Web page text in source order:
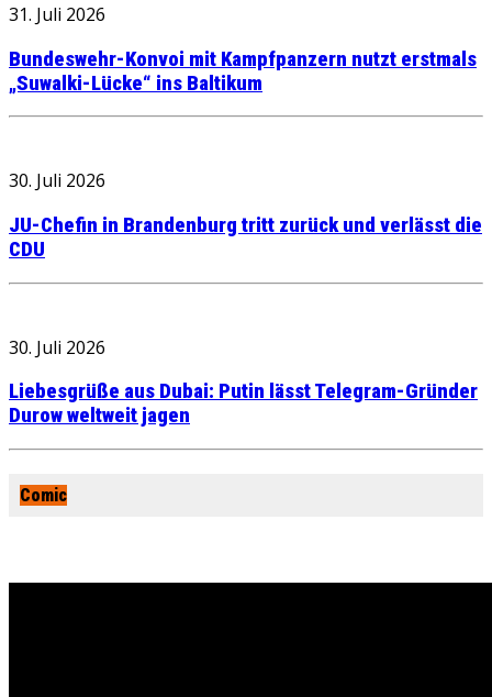
31. Juli 2026
Bundeswehr-Konvoi mit Kampfpanzern nutzt erstmals
„Suwalki-Lücke“ ins Baltikum
30. Juli 2026
JU-Chefin in Brandenburg tritt zurück und verlässt die
CDU
30. Juli 2026
Liebesgrüße aus Dubai: Putin lässt Telegram-Gründer
Durow weltweit jagen
Comic